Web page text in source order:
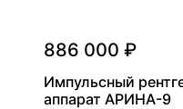
886 000 ₽
Импульсный
аппарат АРИНА-9